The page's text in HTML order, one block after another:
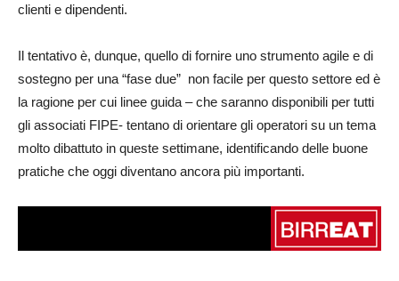
clienti e dipendenti.
Il tentativo è, dunque, quello di fornire uno strumento agile e di
sostegno per una “fase due” non facile per questo settore ed è
la ragione per cui linee guida – che saranno disponibili per tutti
gli associati FIPE- tentano di orientare gli operatori su un tema
molto dibattuto in queste settimane, identificando delle buone
pratiche che oggi diventano ancora più importanti.